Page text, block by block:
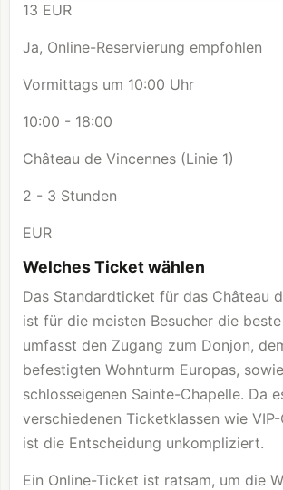
13 EUR
Ja, Online-Reservierung empfohlen
Vormittags um 10:00 Uhr
10:00 - 18:00
Château de Vincennes (Linie 1)
2 - 3 Stunden
EUR
Welches Ticket wählen
Das Standardticket für das Château
ist für die meisten Besucher die beste
umfasst den Zugang zum Donjon,
befestigten Wohnturm Europas,
schlosseigenen Sainte-Chapelle. Da
verschiedenen Ticketklassen wie
ist die Entscheidung unkompliziert.
Ein Online-Ticket ist ratsam, um die